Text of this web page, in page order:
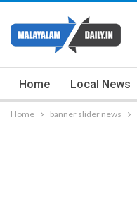
Home Local News
Home banner slider news